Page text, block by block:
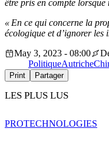
être pris en compte
« En ce qui concerne la
écologique et d’ignorer les
May 3, 2023 - 08:00
PolitiqueAutriche
Print Partager
LES PLUS LUS
PROTECHNOLOGIES